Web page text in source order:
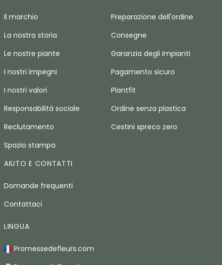
Il marchio
La nostra storia
Le nostre piante
I nostri impegni
I nostri valori
Responsabilità sociale
Reclutamento
Spazio stampa
Preparazione dell'ordine
Consegne
Garanzia degli impianti
Pagamento sicuro
Plantfit
Ordine senza plastica
Cestini spreco zero
AIUTO E CONTATTI
Domande frequenti
Contattaci
LINGUA
Promessedefleurs.com